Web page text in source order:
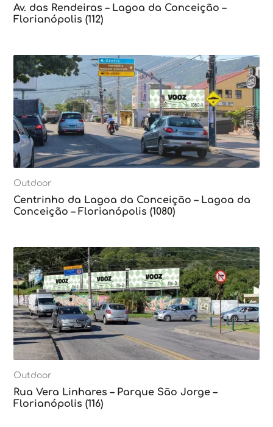
Av. das Rendeiras – Lagoa da Conceição –
Florianópolis (112)
Outdoor
Centrinho da Lagoa da Conceição – Lagoa da
Conceição – Florianópolis (1080)
Outdoor
Rua Vera Linhares – Parque São Jorge –
Florianópolis (116)